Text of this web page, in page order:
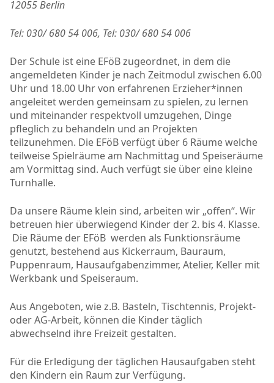
12055 Berlin
Tel: 030/ 680 54 006, Tel: 030/ 680 54 006
Der Schule ist eine EFöB zugeordnet, in dem die
angemeldeten Kinder je nach Zeitmodul zwischen 6.00
Uhr und 18.00 Uhr von erfahrenen Erzieher*innen
angeleitet werden gemeinsam zu spielen, zu lernen
und miteinander respektvoll umzugehen, Dinge
pfleglich zu behandeln und an Projekten
teilzunehmen. Die EFöB verfügt über 6 Räume welche
teilweise Spielräume am Nachmittag und Speiseräume
am Vormittag sind. Auch verfügt sie über eine kleine
Turnhalle.
Da unsere Räume klein sind, arbeiten wir „offen“. Wir
betreuen hier überwiegend Kinder der 2. bis 4. Klasse.
Die Räume der EFöB werden als Funktionsräume
genutzt, bestehend aus Kickerraum, Bauraum,
Puppenraum, Hausaufgabenzimmer, Atelier, Keller mit
Werkbank und Speiseraum.
Aus Angeboten, wie z.B. Basteln, Tischtennis, Projekt-
oder AG-Arbeit, können die Kinder täglich
abwechselnd ihre Freizeit gestalten.
Für die Erledigung der täglichen Hausaufgaben steht
den Kindern ein Raum zur Verfügung.